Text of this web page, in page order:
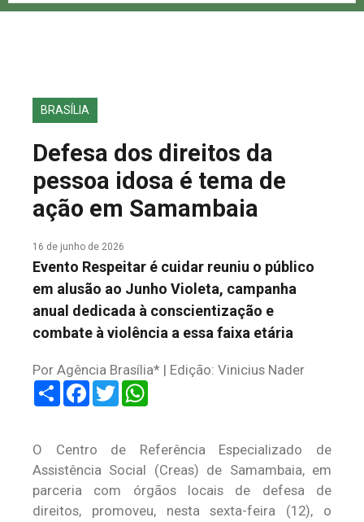
EDIÇÕES ANTERIORES
FALE CONOSCO
BRASÍLIA
Defesa dos direitos da
pessoa idosa é tema de
ação em Samambaia
16 de junho de 2026
Evento Respeitar é cuidar reuniu o público
em alusão ao Junho Violeta, campanha
anual dedicada à conscientização e
combate à violência a essa faixa etária
Por Agência Brasília* | Edição: Vinicius Nader
ShareFacebook
Twitter
O Centro de Referência Especializado de
Assistência Social (Creas) de Samambaia, em
parceria com órgãos locais de defesa de
direitos, promoveu, nesta sexta-feira (12), o